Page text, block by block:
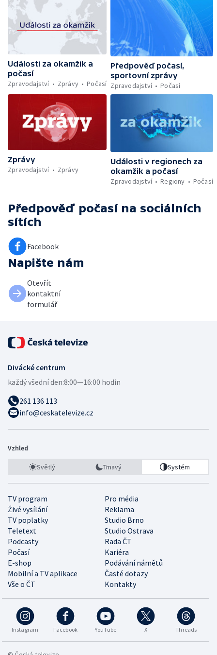
Události za okamžik a
počasí
Zpravodajství
Zprávy Počasí
Předpověď počasí,
sportovní zprávy
Zpravodajství
Počasí
Zprávy
Zpravodajství
Zprávy
Události v regionech za
okamžik a počasí
Zpravodajství
Regiony Počasí
Předpověď počasí na sociálních
sítích
Facebook
Napište nám
Otevřít
kontaktní
formulář
Divácké centrum
každý všední den:8:00—16:00 hodin
261 136 113
info@ceskatelevize.cz
Vzhled
Světlý Tmavý Systém
TV program
Pro média
Živé vysílání
Reklama
TV poplatky
Studio Brno
Teletext
Studio Ostrava
Podcasty
Rada ČT
Počasí
Kariéra
E-shop
Podávání námětů
Mobilní a TV aplikace
Časté dotazy
Vše o ČT
Kontakty
Instagram Facebook YouTube X Threads